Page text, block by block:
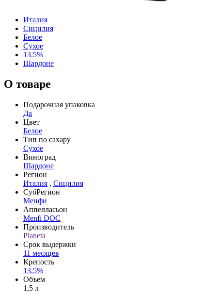
Италия
Сицилия
Белое
Сухое
13.5%
Шардоне
О товаре
Подарочная упаковка
Да
Цвет
Белое
Тип по сахару
Сухое
Виноград
Шардоне
Регион
Италия , Сицилия
СубРегион
Менфи
Аппелласьон
Menfi DOC
Производитель
Planeta
Срок выдержки
11 месяцев
Крепость
13.5%
Объем
1,5 л